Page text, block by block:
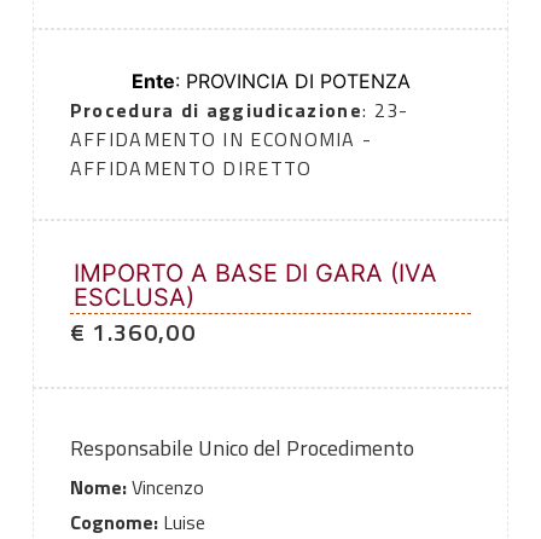
Ente: PROVINCIA DI POTENZA
Procedura di aggiudicazione: 23-
AFFIDAMENTO IN ECONOMIA -
AFFIDAMENTO DIRETTO
IMPORTO A BASE DI GARA (IVA
ESCLUSA)
€ 1.360,00
Responsabile Unico del Procedimento
Nome:Vincenzo
Cognome:Luise